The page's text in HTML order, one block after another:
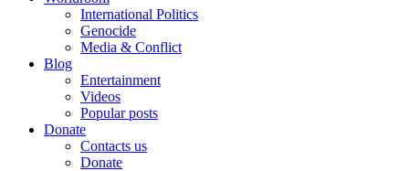
International Politics
Genocide
Media & Conflict
Blog
Entertainment
Videos
Popular posts
Donate
Contacts us
Donate